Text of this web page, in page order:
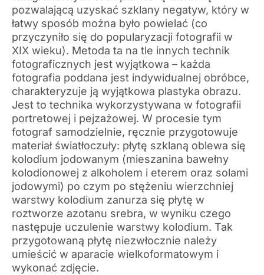
pozwalającą uzyskać szklany negatyw, który w
łatwy sposób można było powielać (co
przyczyniło się do popularyzacji fotografii w
XIX wieku). Metoda ta na tle innych technik
fotograficznych jest wyjątkowa – każda
fotografia poddana jest indywidualnej obróbce,
charakteryzuje ją wyjątkowa plastyka obrazu.
Jest to technika wykorzystywana w fotografii
portretowej i pejzażowej. W procesie tym
fotograf samodzielnie, ręcznie przygotowuje
materiał światłoczuły: płytę szklaną oblewa się
kolodium jodowanym (mieszanina bawełny
kolodionowej z alkoholem i eterem oraz solami
jodowymi) po czym po stężeniu wierzchniej
warstwy kolodium zanurza się płytę w
roztworze azotanu srebra, w wyniku czego
następuje uczulenie warstwy kolodium. Tak
przygotowaną płytę niezwłocznie należy
umieścić w aparacie wielkoformatowym i
wykonać zdjęcie.